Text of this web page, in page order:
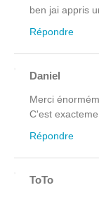
ben jai appris
Répondre
Daniel
Merci
C'est
Répondre
ToTo